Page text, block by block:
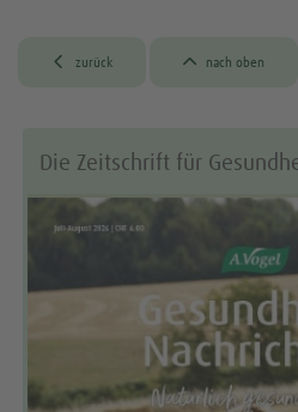
 zurück  nach oben
Die Zeitschrift für